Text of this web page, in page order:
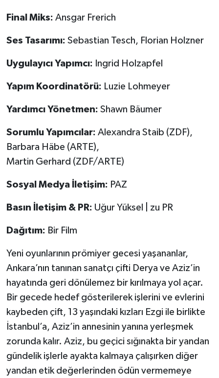
Final Miks: Ansgar Frerich
Ses Tasarımı: Sebastian Tesch, Florian Holzner
Uygulayıcı Yapımcı: Ingrid Holzapfel
Yapım Koordinatörü: Luzie Lohmeyer
Yard ımcı Yönetmen: Shawn Bäumer
Sorumlu Yapımcılar: Alexandra Staib (ZDF),
Barbara Häbe (ARTE),
Martin Gerhard (ZDF/ARTE)
Sosyal Medya letişim: PAZ
Basın letişim & PR: Uğur Yüksel | zu PR
Dağıtım: Bir Film
Yeni oyunlarının prömiyer gecesi yaşananlar,
Ankara’nın tanınan sanatçı çifti Derya ve Aziz’in
hayatında geri dönülemez bir kırılmaya yol açar.
Bir gecede hedef gösterilerek işlerini ve evlerini
kaybeden çift, 13 yaşındaki kızları Ezgi ile birlikte
İstanbul’a, Aziz’in annesinin yanına yerleşmek
zorunda kalır. Aziz, bu geçici sığınakta bir yandan
gündelik işlerle ayakta kalmaya çalışırken diğer
yandan etik değerlerinden ödün vermemeye